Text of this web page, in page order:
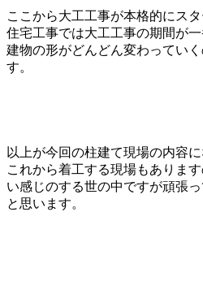
ここから大工工事が本格的にスタ
住宅工事では大工工事の期間が
建物の形がどんどん変わってい
す。
以上が今回の柱建て現場の内容に
これから着工する現場もありま
い感じのする世の中ですが頑張
と思います。